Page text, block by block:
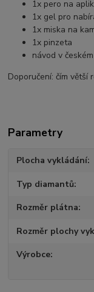
1x pero na
1x gel pro
1x miska na
1x pinzeta
návod v
Doporučení: čím větší
Parametry
Plocha vykládání
Typ diamantů
Rozměr plátna
Rozměr plochy
Výrobce